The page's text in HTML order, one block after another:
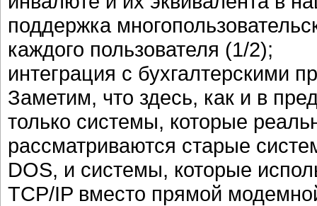
поддержка
каждого пользователя (1/2);
интеграция с бухгалтерскими
Заметим, что здесь, как и в
только системы, которые
рассматриваются старые
DOS, и системы, которые
TCP/IP вместо прямой